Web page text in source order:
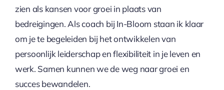
zien als kansen voor groei in plaats van
bedreigingen. Als coach bij In-Bloom staan ik klaar
om je te begeleiden bij het ontwikkelen van
persoonlijk leiderschap en flexibiliteit in je leven en
werk. Samen kunnen we de weg naar groei en
succes bewandelen.